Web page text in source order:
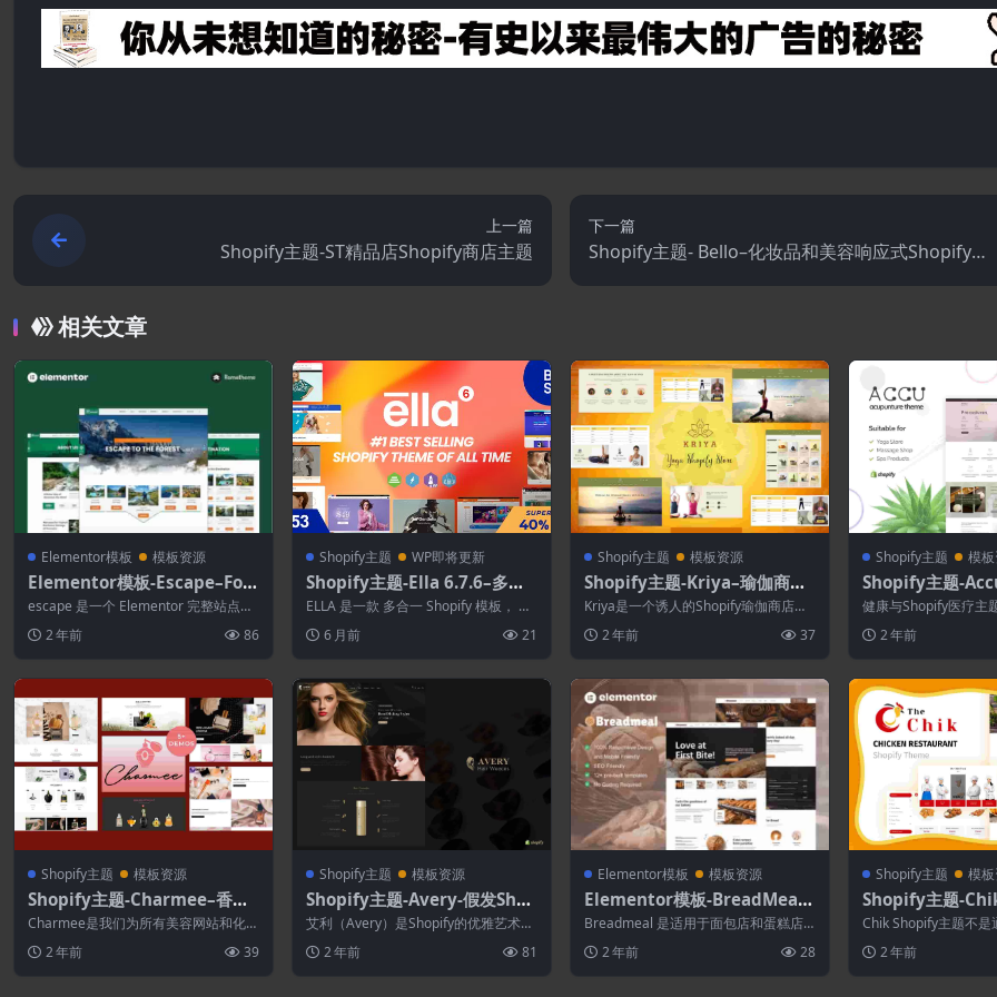
上一篇
Shopify主题-ST精品店Shopify商店主题
下一篇
Shopify主题- Bello–化妆品和美容响应式Shopify主
题
相关文章
Elementor模板 模板资源
Elementor模板-Escape–For
est Travel Adventure Elem
entor Pro 完整站点模板套件
escape 是一个 Elementor 完整站点工
2 年前 86
Shopify主题 WP即将更新
Shopify主题-Ella 6.7.6–多用
途Shopify主题操作系统 2.0
ELLA 是一款 多合一 Shopify 模板， 具
6 月前 21
Shopify主题 模板资源
Shopify主题-Kriya–瑜伽商店,
普拉提商店Shopify主题
Kriya是一个诱人的Shopify瑜伽商店设
品...2 年前 37
Shopify主题 模
Shopify主题-
店Shopify主题
健康与Shopify医疗主
2 年前
Shopify主题 模板资源
Shopify主题-Charmee–香水
和化妆品Shopify主题
Charmee是我们为所有美容网站和化妆
主题。...
2 年前 39
Shopify主题 模板资源
Shopify主题-Avery-假发Shop
ify主题
艾利（Avery）是Shopify的优雅艺术元
合...2 年前 81
Elementor模板 模板资源
Elementor模板-BreadMeal–
面包店和蛋糕元素模板套件
Breadmeal 是适用于面包店和蛋糕店
2 年前 28
Shopify主题 模
Shopify主题-
fy商店主题
Chik Shopify主题不是
于...2 年前